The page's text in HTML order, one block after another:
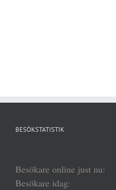
BESÖKSTATISTIK
Besökare online just nu:
Besökare idag: